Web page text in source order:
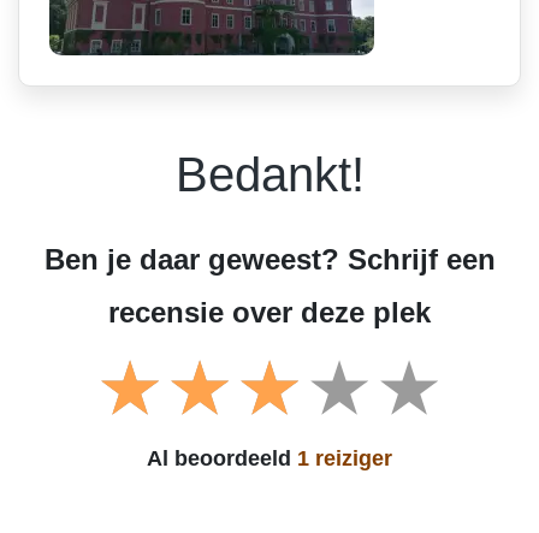
Bedankt!
Ben je daar geweest? Schrijf een
recensie over deze plek
Al beoordeeld 1 reiziger